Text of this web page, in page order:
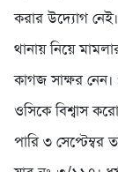
করার উদ্যোগ
থানায় নিয়ে
কাগজ সাক্ষর
ওসিকে বিশ্বাস
পারি ৩ সেপ্টেম্বর